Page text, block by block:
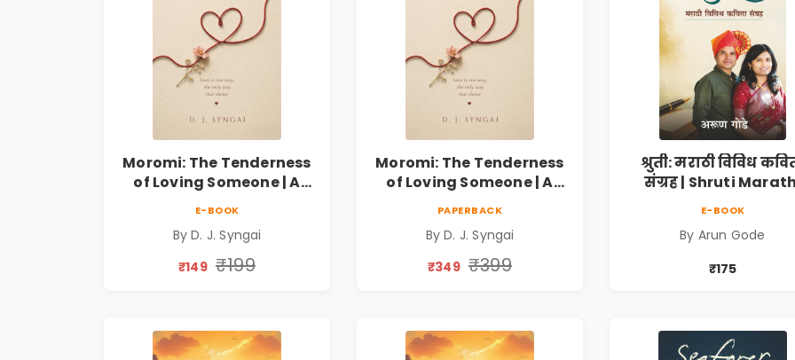
Moromi: The Tenderness
of Loving Someone | A
Love, Healing, Self-
Discovery & Emotional
E-BOOK
By D. J. Syngai
₹149 ₹199
Moromi: The Tenderness
of Loving Someone | A
Love, Healing, Self-
Discovery & Emotional
PAPERBACK
By D. J. Syngai
₹349 ₹399
श्रुती: मराठी विविध
संग्रह | Shruti
देशभक्ती, प्रेम, शृंगार व
प्रेरणादायी मराठी कविता |
Marathi Poetry Book
E-BOOK
By Arun Gode
₹175